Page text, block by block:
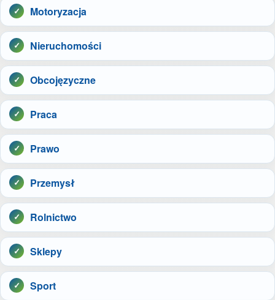
Motoryzacja
Nieruchomości
Obcojęzyczne
Praca
Prawo
Przemysł
Rolnictwo
Sklepy
Sport